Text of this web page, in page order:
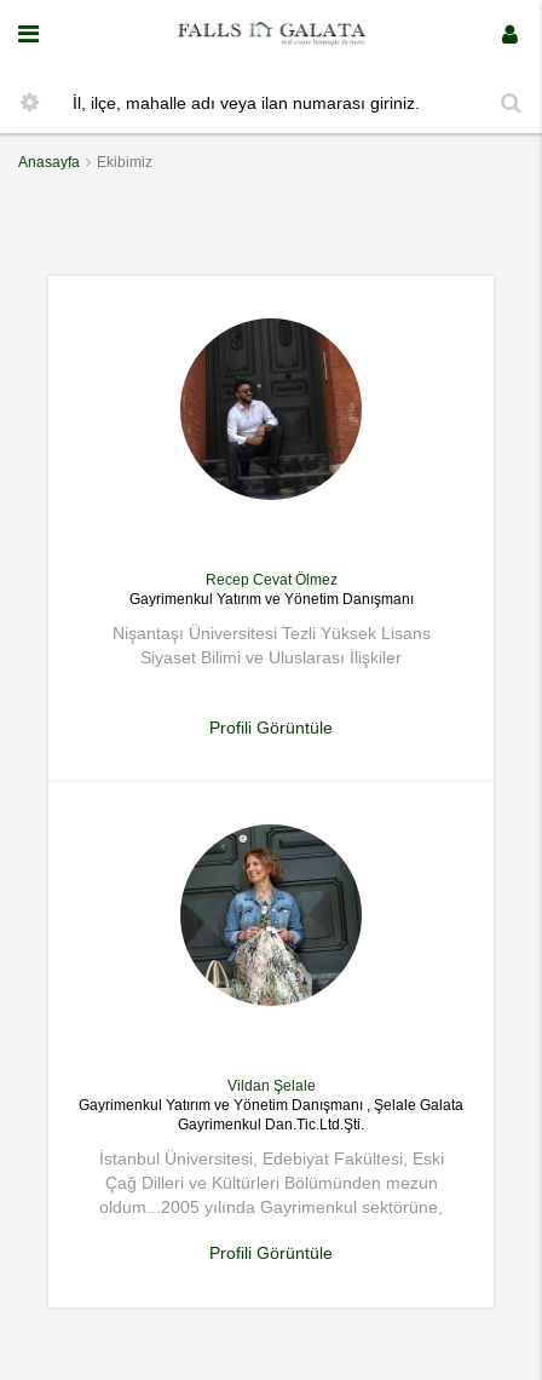
Anasayfa Ekibimiz
Recep Cevat Ölmez
Gayrimenkul Yatırım ve Yönetim Danışmanı
Nişantaşı Üniversitesi Tezli Yüksek Lisans
Siyaset Bilimi ve Uluslarası İlişkiler
Profili Görüntüle
Vildan Şelale
Gayrimenkul Yatırım ve Yönetim Danışmanı , Şelale Galata
Gayrimenkul Dan.Tic.Ltd.Şti.
İstanbul Üniversitesi, Edebiyat Fakültesi, Eski
Çağ Dilleri ve Kültürleri Bölümünden mezun
oldum...2005 yılında Gayrimenkul sektörüne,
kentsel sit alanlarında ki gayrimenkullerin, satış,
Profili Görüntüle